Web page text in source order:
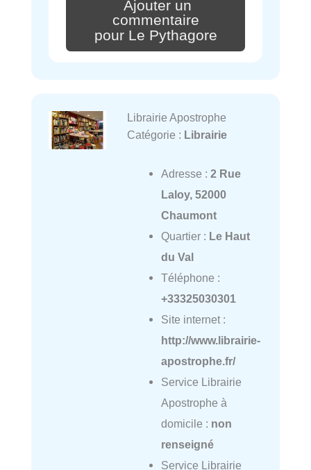
Ajouter un
commentaire
pour Le Pythagore
Librairie Apostrophe
Catégorie : Librairie
Adresse : 2 Rue
Laloy, 52000
Chaumont
Quartier : Le Haut
du Val
Téléphone :
+33325030301
Site internet :
http://www.librairie-
apostrophe.fr/
Service Librairie
Apostrophe à
domicile : non
renseigné
Service Librairie